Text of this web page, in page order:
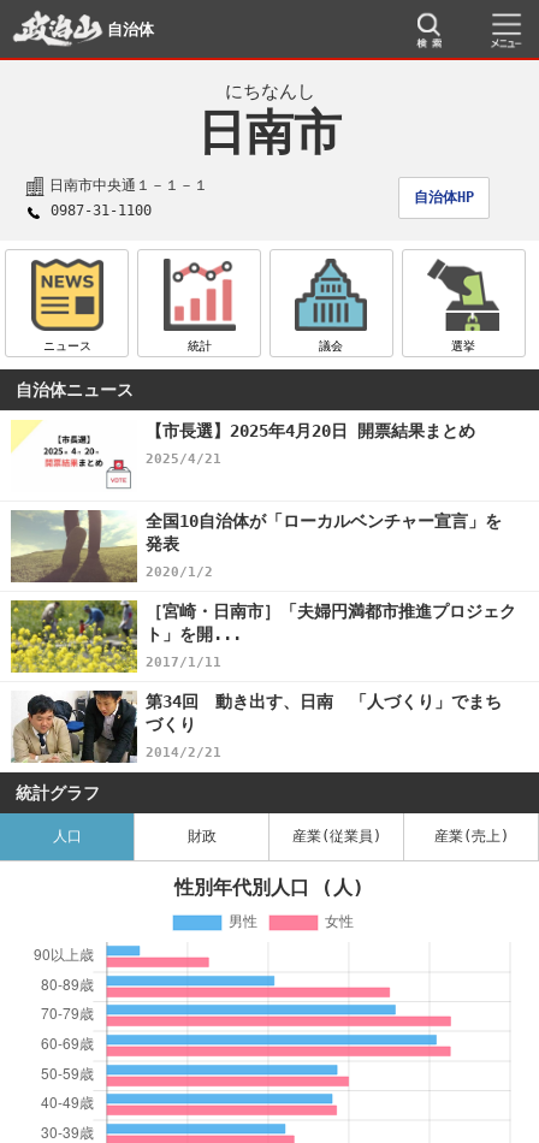
自治体
にちなんし
日南市
日南市中央通１－１－１
自治体HP
0987-31-1100
ニュース 統計 議会 選挙
自治体ニュース
【市長選】2025年4月20日 開票結果まとめ
2025/4/21
全国10自治体が「ローカルベンチャー宣言」を
発表
2020/1/2
［宮崎・日南市］「夫婦円満都市推進プロジェク
ト」を開...
2017/1/11
第34回 動き出す、日南 「人づくり」でまち
づくり
2014/2/21
統計グラフ
人口 財政 産業(従業員) 産業(売上)
性別年代別人口 (人)